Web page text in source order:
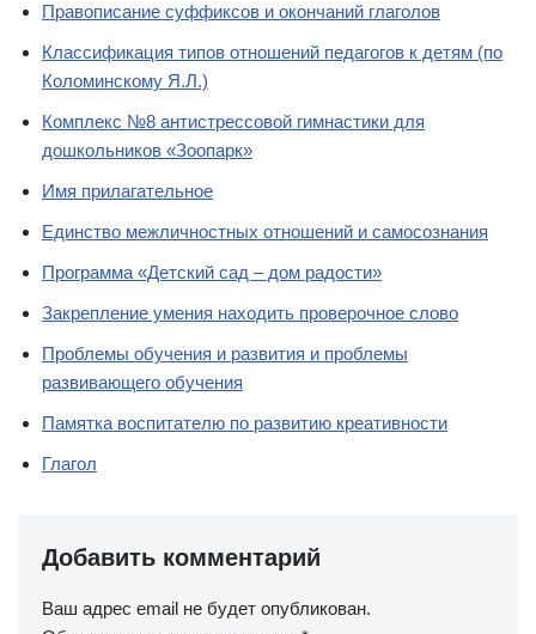
Правописание суффиксов и окончаний глаголов
Классификация типов отношений педагогов к детям (по
Коломинскому Я.Л.)
Комплекс №8 антистрессовой гимнастики для
дошкольников «Зоопарк»
Имя прилагательное
Единство межличностных отношений и самосознания
Программа «Детский сад – дом радости»
Закрепление умения находить проверочное слово
Проблемы обучения и развития и проблемы
развивающего обучения
Памятка воспитателю по развитию креативности
Глагол
Добавить комментарий
Ваш адрес email не будет опубликован.